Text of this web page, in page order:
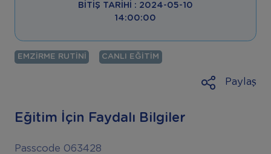
BITIŞ TARIHI : 2024-05-10
14:00:00
EMZIRME RUTINI CANLI EĞITIM
Paylaş
Eğitim İçin Faydalı Bilgiler
Passcode 063428